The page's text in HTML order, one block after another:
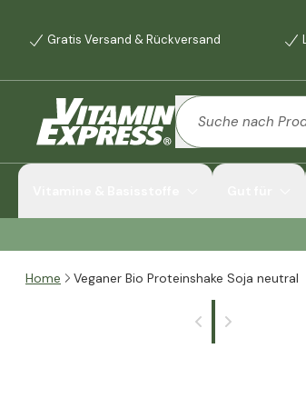
Gratis Versand & Rückversand
Home Veganer Bio Proteinshake Soja neutral